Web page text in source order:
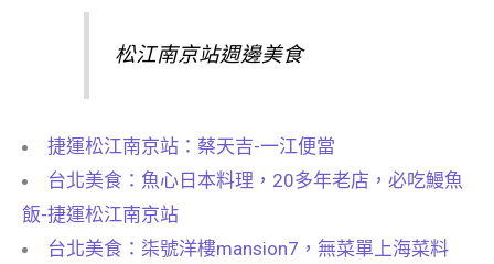
松江南京站週邊美食
捷運松江南京站：蔡天吉-一江便當
台北美食：魚心日本料理，20多年老店，必吃鰻魚
飯-捷運松江南京站
台北美食：柒號洋樓mansion7，無菜單上海菜料